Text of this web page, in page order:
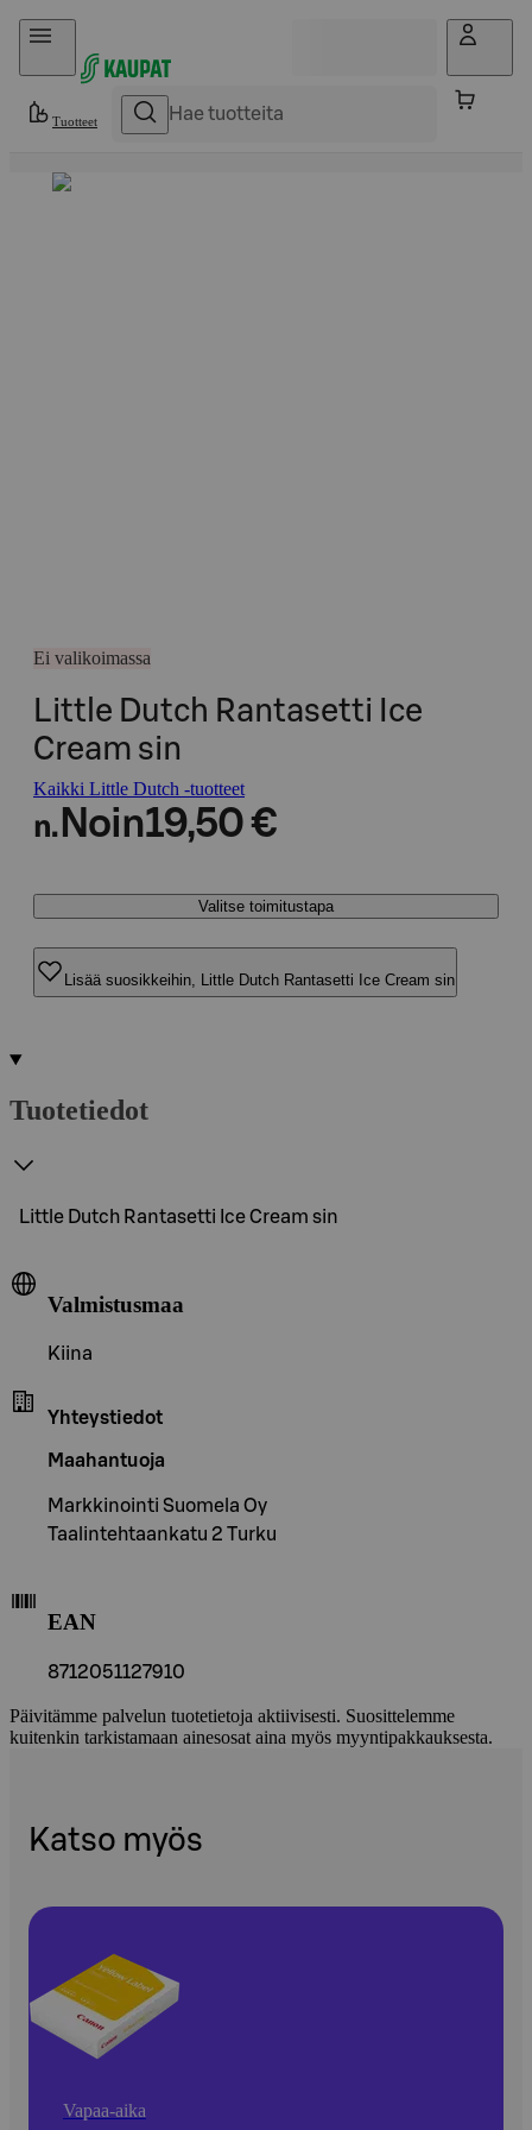
Hyppää sisältöön
Tuotteet
Ei valikoimassa
Little Dutch Rantasetti Ice
Cream sin
Kaikki Little Dutch -tuotteet
n. Noin19,50 €
Valitse toimitustapa
Lisää suosikkeihin, Little Dutch Rantasetti Ice Cream sin
Tuotetiedot
Little Dutch Rantasetti Ice Cream sin
Valmistusmaa
Kiina
Yhteystiedot
Maahantuoja
Markkinointi Suomela Oy
Taalintehtaankatu 2 Turku
EAN
8712051127910
Päivitämme palvelun tuotetietoja aktiivisesti. Suosittelemme
kuitenkin tarkistamaan ainesosat aina myös myyntipakkauksesta.
Katso myös
Vapaa-aika